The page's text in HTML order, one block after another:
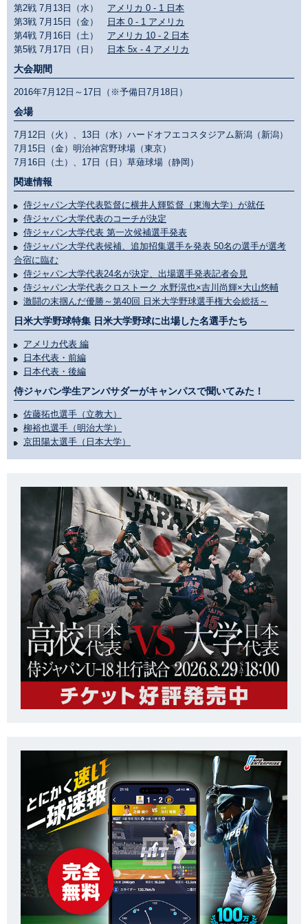
第2戦 7月13日（水） アメリカ 0 - 1 日本
第3戦 7月15日（金）
日本 0 - 1 アメリカ
第4戦 7月16日（土） アメリカ 10 - 2 日本
第5戦 7月17日（日）
日本 5x - 4 アメリカ
大会期間
2016年7月12日～17日（※予備日7月18日）
会場
7月12日（火）、13日（水）ハードオフエコスタジアム新潟（新潟）
7月15日（金）明治神宮野球場（東京）
7月16日（土）、17日（日）草薙球場（静岡）
関連情報
侍ジャパン大学代表監督に横井人輝監督（東海大学）が就任
侍ジャパン大学代表のコーチが決定
侍ジャパン大学代表 第一次候補選手発表
侍ジャパン大学代表候補、追加招集選手を発表 50名の選手が選考
合宿に臨む
侍ジャパン大学代表24名が決定、出場選手発表記者会見
侍ジャパン大学代表クロストーク 水野滉也×吉川尚輝×大山悠輔
激闘の末掴んだ優勝～第40回 日米大学野球選手権大会総括～
日米大学野球特集 日米大学野球に出場した名選手たち
アメリカ代表 編
日本代表・前編
日本代表・後編
侍ジャパン学生アンバサダーがキャンパスで聞いてみた！
佐藤拓也選手（立教大）
柳裕也選手（明治大学）
京田陽太選手（日本大学）